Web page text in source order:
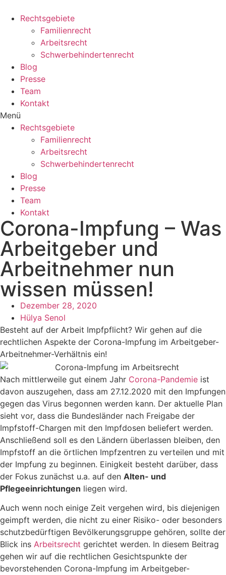
Inhalt
wechseln
Rechtsgebiete
Familienrecht
Arbeitsrecht
Schwerbehindertenrecht
Blog
Presse
Team
Kontakt
Menü
Rechtsgebiete
Familienrecht
Arbeitsrecht
Schwerbehindertenrecht
Blog
Presse
Team
Kontakt
Corona-Impfung – Was
Arbeitgeber und
Arbeitnehmer nun
wissen müssen!
Dezember 28, 2020
Hülya Senol
Besteht auf der Arbeit Impfpflicht? Wir gehen auf die
rechtlichen Aspekte der Corona-Impfung im Arbeitgeber-
Arbeitnehmer-Verhältnis ein!
Nach mittlerweile gut einem Jahr Corona-Pandemie ist
davon auszugehen, dass am 27.12.2020 mit den Impfungen
gegen das Virus begonnen werden kann. Der aktuelle Plan
sieht vor, dass die Bundesländer nach Freigabe der
Impfstoff-Chargen mit den Impfdosen beliefert werden.
Anschließend soll es den Ländern überlassen bleiben, den
Impfstoff an die örtlichen Impfzentren zu verteilen und mit
der Impfung zu beginnen. Einigkeit besteht darüber, dass
der Fokus zunächst u.a. auf den Alten- und
Pflegeeinrichtungen liegen wird.
Auch wenn noch einige Zeit vergehen wird, bis diejenigen
geimpft werden, die nicht zu einer Risiko- oder besonders
schutzbedürftigen Bevölkerungsgruppe gehören, sollte der
Blick ins Arbeitsrecht gerichtet werden. In diesem Beitrag
gehen wir auf die rechtlichen Gesichtspunkte der
bevorstehenden Corona-Impfung im Arbeitgeber-